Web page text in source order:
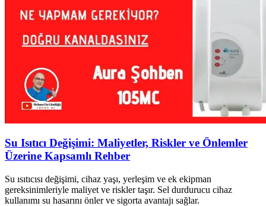
Su Isıtıcı Değişimi: Maliyetler, Riskler ve Önlemler
Üzerine Kapsamlı Rehber
Su ısıtıcısı değişimi, cihaz yaşı, yerleşim ve ek ekipman
gereksinimleriyle maliyet ve riskler taşır. Sel durdurucu cihaz
kullanımı su hasarını önler ve sigorta avantajı sağlar.